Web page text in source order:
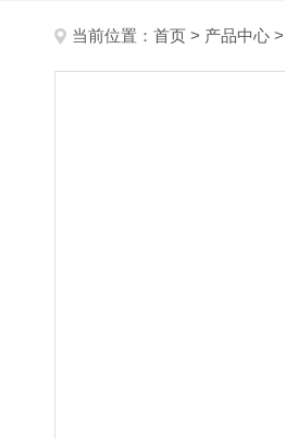
当前位置： 首页 > 产品中心 >